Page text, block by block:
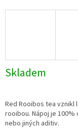
Skladem
Red Rooibos tea vznikl
rooibou. Nápoj je
nebo jiných aditiv.